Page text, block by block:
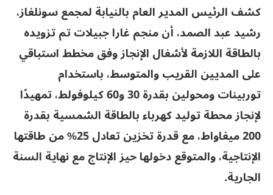
كشف الرئيس المدير العام بالنيابة لمجمع سونلغاز،
رشيد عبد الصمد، أن منجم غارا جبيلات تم تزويده
بالطاقة اللازمة لأشغال الإنجاز وفق مخطط استباقي
على المديين القريب والمتوسط، باستخدام
توربينات ومحولين بقدرة 30 و60 كيلوفولط، تمهيدًا
لإنجاز محطة توليد كهرباء بالطاقة الشمسية بقدرة
200 ميغاواط، مع قدرة تخزين تعادل 25% من طاقتها
الإنتاجية، والمتوقع دخولها حيز الإنتاج مع نهاية السنة
الجارية.